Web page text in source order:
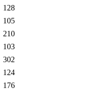
128
105
210
103
302
124
176